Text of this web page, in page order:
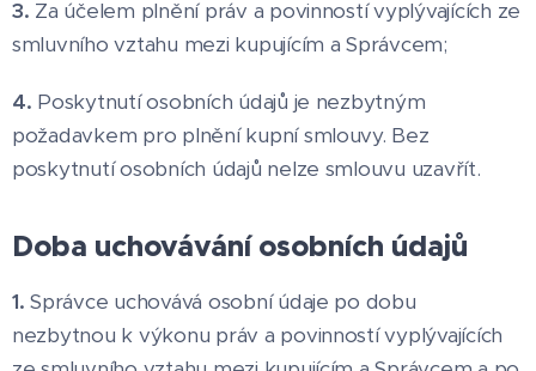
3. Za účelem plnění práv a povinností vyplývajících ze
smluvního vztahu mezi kupujícím a Správcem;
4. Poskytnutí osobních údajů je nezbytným
požadavkem pro plnění kupní smlouvy. Bez
poskytnutí osobních údajů nelze smlouvu uzavřít.
Doba uchovávání osobních údajů
1. Správce uchovává osobní údaje po dobu
nezbytnou k výkonu práv a povinností vyplývajících